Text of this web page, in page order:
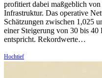
profitiert dabei maßgeblich
Infrastruktur. Das operative
Schätzungen zwischen 1,025
einer Steigerung von 30 bis 40
entspricht. Rekordwerte…
Hochtief